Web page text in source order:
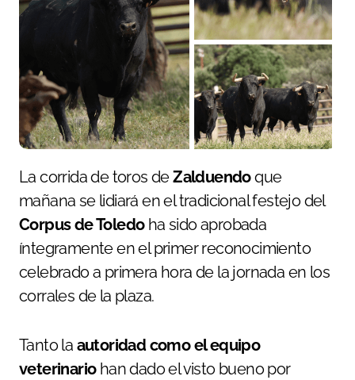
La corrida de toros deZalduendoque
mañana se lidiará en el tradicional festejo del
Corpus de Toledoha sido aprobada
íntegramente en el primer reconocimiento
celebrado a primera hora de la jornada en los
corrales de la plaza.
Tanto la autoridad como el equipo
veterinariohan dado el visto bueno por